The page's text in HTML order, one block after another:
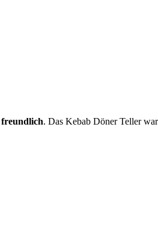
freundlich. Das Kebab Döner Teller